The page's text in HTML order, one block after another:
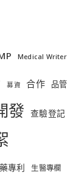
Medical Writer
募資 合作 品管
發 查驗登記
專利 生醫專欄